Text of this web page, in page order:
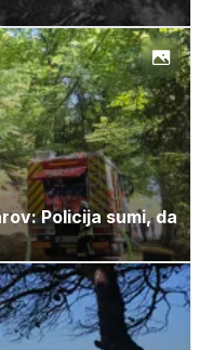
Policija sumi, da